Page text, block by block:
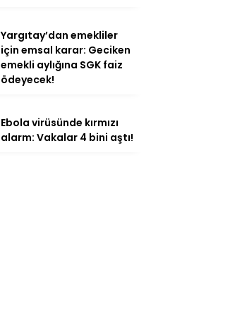
Yargıtay’dan emekliler
için emsal karar: Geciken
emekli aylığına SGK faiz
ödeyecek!
Ebola virüsünde kırmızı
alarm: Vakalar 4 bini aştı!